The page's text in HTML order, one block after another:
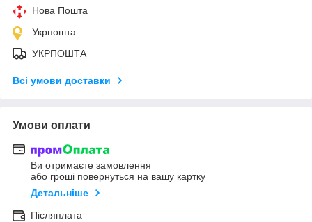
Нова Пошта
Укрпошта
УКРПОШТА
Всі умови доставки
Умови оплати
Ви отримаєте замовлення
або гроші повернуться на вашу картку
Детальніше
Післяплата